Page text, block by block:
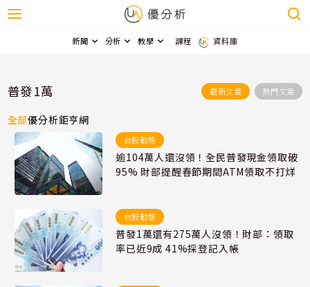
新聞 分析 教學 課程 資料庫
普發1萬 最新文章 熱門文章
全部優分析鉅亨網
台股動態
逾104萬人還沒領！全民普發現金領取破
95% 財部提醒春節期間ATM領取不打烊
台股動態
普發1萬還有275萬人沒領！財部：領取
率已近9成 41%採登記入帳